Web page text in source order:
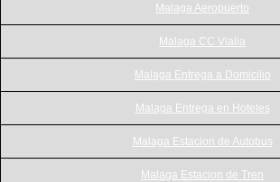
Malaga Aeropuerto
Malaga CC Vialia
Malaga Entrega a Domicilio
Malaga Entrega en Hoteles
Malaga Estacion de Autobus
Malaga Estacion de Tren